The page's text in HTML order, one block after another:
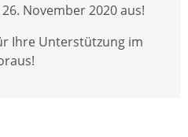
November 2020 aus!
Ihre Unterstützung im